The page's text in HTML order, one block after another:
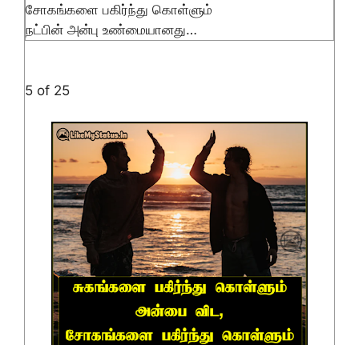
சோகங்களை பகிர்ந்து கொள்ளும்
நட்பின் அன்பு உண்மையானது…
5 of 25